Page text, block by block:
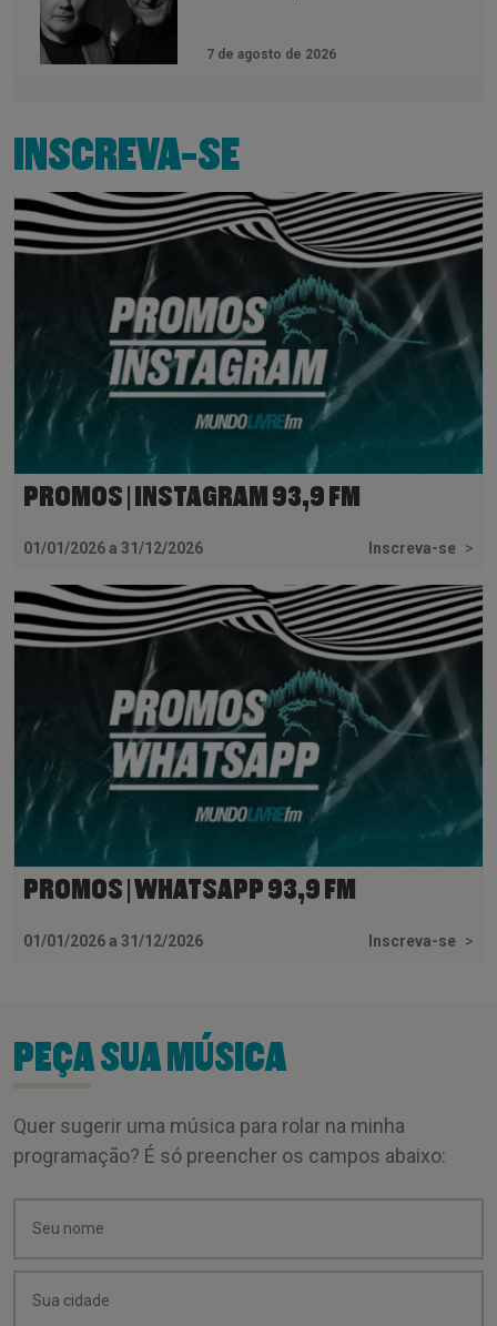
7 de agosto de 2026
INSCREVA-SE
PROMOS | INSTAGRAM 93,9 FM
01/01/2026 a 31/12/2026 Inscreva-se >
PROMOS | WHATSAPP 93,9 FM
01/01/2026 a 31/12/2026 Inscreva-se >
PEÇA SUA MÚSICA
Quer sugerir uma música para rolar na minha
programação? É só preencher os campos abaixo: